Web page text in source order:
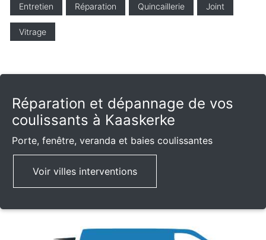
Entretien Réparation Quincaillerie Joint
Vitrage
Réparation et dépannage de vos
coulissants à Kaaskerke
Porte, fenêtre, veranda et baies coulissantes
Voir villes interventions